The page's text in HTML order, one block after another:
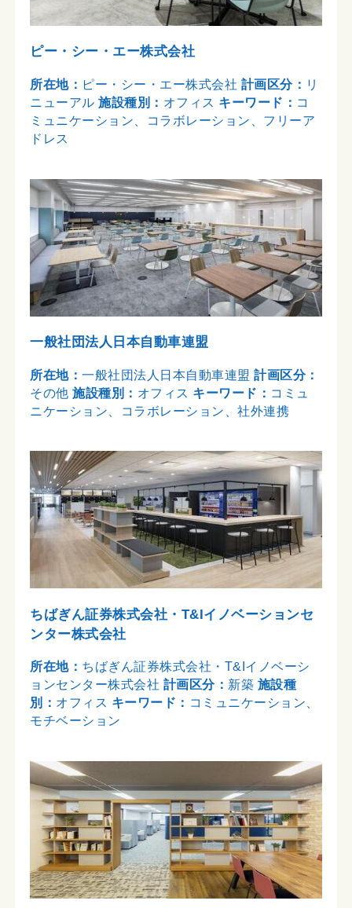
ピー・シー・エー株式会社
所在地： ピー・シー・エー株式会社 計画区分： リ
ニューアル施設種別： オフィス キーワード： コ
ミュニケーション、コラボレーション、フリーア
ドレス
一般社団法人日本自動車連盟
所在地：一般社団法人日本自動車連盟計画区分：
その他施設種別： オフィス キーワード： コミュ
ニケーション、コラボレーション、社外連携
ちばぎん証券株式会社・T&Iイノベーションセ
ンター株式会社
所在地： ちばぎん証券株式会社・T&Iイノベーシ
ョンセンター株式会社 計画区分： 新築 施設種
別： オフィス キーワード： コミュニケーション、
モチベーション